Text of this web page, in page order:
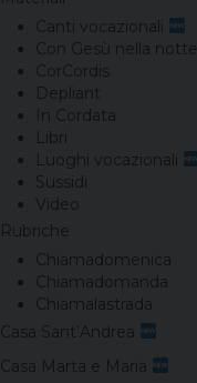
Canti vocazionali
Con Gesù nella notte
CorCordis
Depliant
In Cordata
Libri
Luoghi vocazionali
Sussidi
Video
Rubriche
Chiamadomenica
Chiamadomanda
Chiamalastrada
Casa Sant’Andrea
Casa Marta e Maria